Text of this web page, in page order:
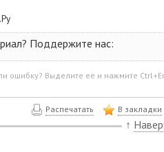
Поддержите нас:
ошибку? Выделите её и нажмите
Распечатать В закладки
↑